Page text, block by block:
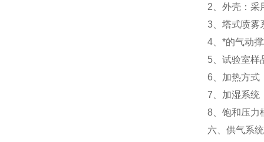
2、外壳：采
3、塔式喷雾
4、*的气动
5、试验室样
6、加热方式
7、加湿系统
8、饱和压力
六、供气系统